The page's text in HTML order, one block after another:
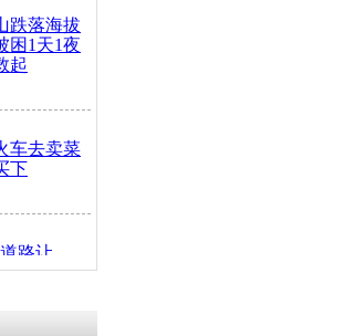
跌落海拔
困1天1夜
起
车去卖菜
下
路让
疾病交